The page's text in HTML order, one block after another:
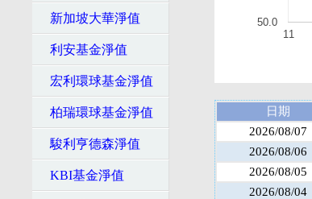
新加坡大華淨值
利安基金淨值
宏利環球基金淨值
柏瑞環球基金淨值
駿利亨德森淨值
KBI基金淨值
11
50.0
日期
2026/08/07
2026/08/06
2026/08/05
2026/08/04